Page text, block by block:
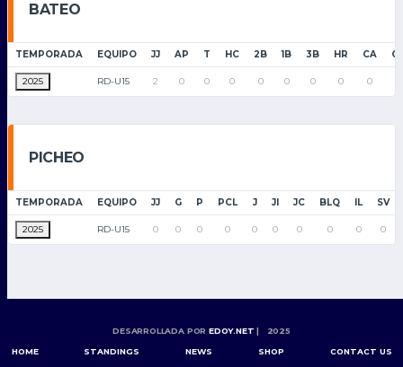
BATEO
TEMPORADA EQUIPO JJ AP T HC 2B 1B 3B HR CA
2025 RD-U15 2 0 0 0 0 0 0 0 0
PICHEO
TEMPORADA EQUIPO JJ G P PCL J JI JC BLQ IL SV
2025 RD-U15 0 0 0 0 0 0 0 0 0 0
DESARROLLADA POR EDOY.NET | 2025
HOME STANDINGS NEWS SHOP CONTACT US